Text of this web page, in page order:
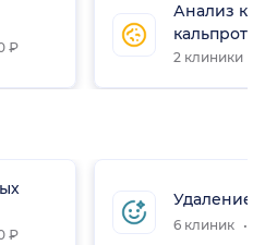
₽
Анализ
2 клиники
₽
Удаление
6 клиник